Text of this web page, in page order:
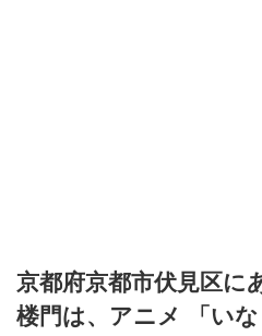
京都府京都市伏見区に
楼門は、アニメ 「い